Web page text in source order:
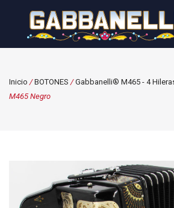
Inicio /BOTONES /Gabbanelli® M465 - 4
M465 Negro